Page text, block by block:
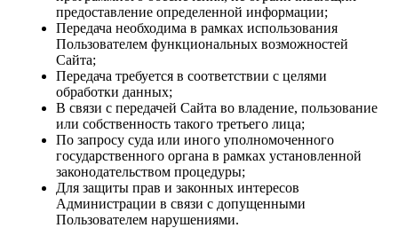
предоставление определенной информации;
Передача необходима в рамках использования
Пользователем функциональных возможностей
Сайта;
Передача требуется в соответствии с целями
обработки данных;
В связи с передачей Сайта во владение, пользование
или собственность такого третьего лица;
По запросу суда или иного уполномоченного
государственного органа в рамках установленной
законодательством процедуры;
Для защиты прав и законных интересов
Администрации в связи с допущенными
Пользователем нарушениями.